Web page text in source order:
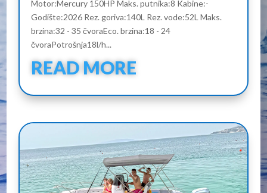
Motor:Mercury 150HP Maks. putnika:8 Kabine:-
Godište:2026 Rez. goriva:140L Rez. vode:52L Maks.
brzina:32 - 35 čvoraEco. brzina:18 - 24
čvoraPotrošnja18l/h...
READ MORE